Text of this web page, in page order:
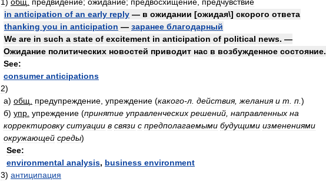
in anticipation of an early reply — в ожидании [ожидая\] скорого ответа
thanking you in anticipation — заранее благодарный
We are in such a state of excitement in anticipation of political news. —
Ожидание политических новостей приводит нас в возбужденное состояние.
See:
consumer anticipations
2)
а) общ предупреждение упреждение (какого-л действия, желания и т п )
б) упр упреждение (принятие управленческих решений направленных на
корректировку ситуации в связи с предполагаемыми будущими изменениями
окружающей среды)
See:
environmental analysis, business environment
3) антиципация